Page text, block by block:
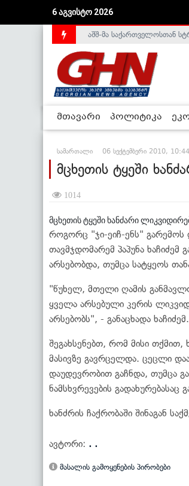
6 აგვისტო 2026
საქართველოს დე-ფაქტო
აშშ-მა საქართველოსთან
მთავარი პოლიტიკა
სამართალი 06 სექტემბერი 2010, 10:44
მცხეთის ტყეში
1014
მცხეთის ტყეში ხანძარი
როგორც "ჯი-ეიჩ-ენს" გარემოს
თავმჯდომარემ პაპუნა ხაჩიძემ
არსებობდა, თუმცა სატყეოს
"წუხელ, მთელი ღამის
ყველა არსებული კერის
არსებობს", - განაცხადა ხაჩიძემ.
შეგახსენებთ, რომ მისი თქმით,
მასივზე გავრცელდა. ცეცლი
დაუდევრობით გაჩნდა, თუმცა
ნამსხვრევების გადახურებასაც
ხანძრის ჩაქრობაში შინაგან
ავტორი: . .
მასალის გამოყენების პირობები